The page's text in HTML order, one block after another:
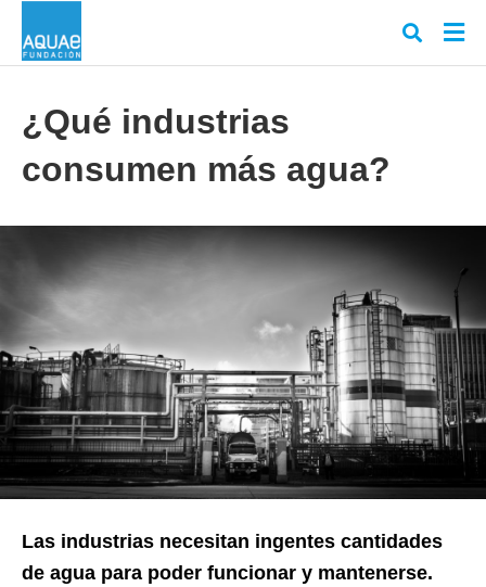
y
¿Qué industrias
consumen más agua?
Las industrias necesitan ingentes cantidades
de agua para poder funcionar y mantenerse.